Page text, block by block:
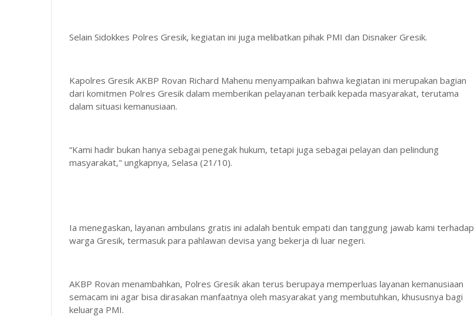
Selain Sidokkes Polres Gresik, kegiatan ini juga melibatkan pihak PMI dan Disnaker Gresik.
Kapolres Gresik AKBP Rovan Richard Mahenu menyampaikan bahwa kegiatan ini merupakan bagian
dari komitmen Polres Gresik dalam memberikan pelayanan terbaik kepada masyarakat, terutama
dalam situasi kemanusiaan.
“Kami hadir bukan hanya sebagai penegak hukum, tetapi juga sebagai pelayan dan pelindung
masyarakat," ungkapnya, Selasa (21/10).
Ia menegaskan, layanan ambulans gratis ini adalah bentuk empati dan tanggung jawab kami terhadap
warga Gresik, termasuk para pahlawan devisa yang bekerja di luar negeri.
AKBP Rovan menambahkan, Polres Gresik akan terus berupaya memperluas layanan kemanusiaan
semacam ini agar bisa dirasakan manfaatnya oleh masyarakat yang membutuhkan, khususnya bagi
keluarga PMI.